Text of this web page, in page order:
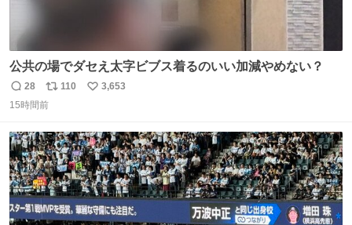
公共の場でダセえ太字ビブス着るのいい加減やめない？
返
信
28
リ
ポ
ト
数
110
い
数
3,653
15時間前